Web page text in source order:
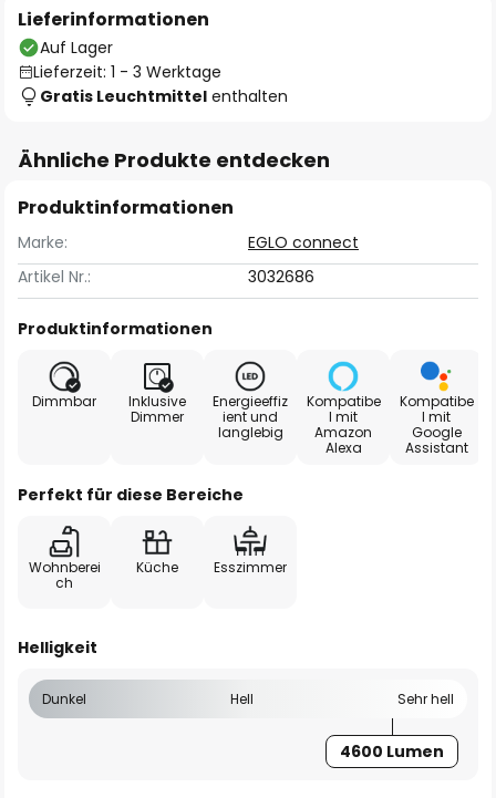
Lieferinformationen
Auf Lager
Lieferzeit: 1 - 3 Werktage
Gratis Leuchtmittel enthalten
Ähnliche Produkte entdecken
Produktinformationen
Marke:
EGLO connect
Artikel Nr.:
3032686
Produktinformationen
Dimmbar
Inklusive
Dimmer
Energieeffiz
ient und
langlebig
Kompatibe
l mit
Amazon
Alexa
Kompatibe
l mit
Google
Assistant
Perfekt für diese Bereiche
Wohnberei
ch
Küche Esszimmer
Helligkeit
Dunkel Hell Sehr hell
4600 Lumen